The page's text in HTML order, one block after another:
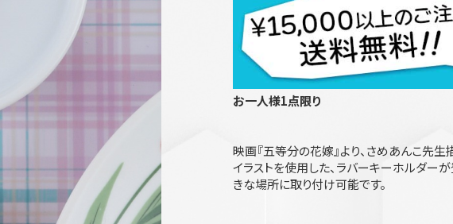
お一人様1点限り
映画『五等分の花嫁』より、さめあんこ先
イラストを使用した、ラバーキーホルダー
きな場所に取り付け可能です。